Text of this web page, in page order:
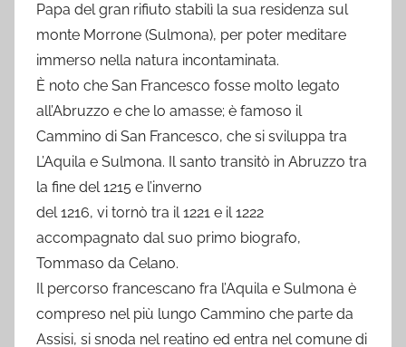
Papa del gran rifiuto stabilì la sua residenza sul
monte Morrone (Sulmona), per poter meditare
immerso nella natura incontaminata.
È noto che San Francesco fosse molto legato
all’Abruzzo e che lo amasse; è famoso il
Cammino di San Francesco, che si sviluppa tra
L’Aquila e Sulmona. Il santo transitò in Abruzzo tra
la fine del 1215 e l’inverno
del 1216, vi tornò tra il 1221 e il 1222
accompagnato dal suo primo biografo,
Tommaso da Celano.
Il percorso francescano fra l’Aquila e Sulmona è
compreso nel più lungo Cammino che parte da
Assisi, si snoda nel reatino ed entra nel comune di